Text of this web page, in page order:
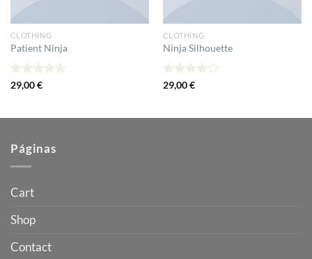
CLOTHING
Patient Ninja
Valorado
29,00€
CLOTHING
Ninja Silhouette
Valorado
29,00€
Páginas
Cart
Shop
Contact